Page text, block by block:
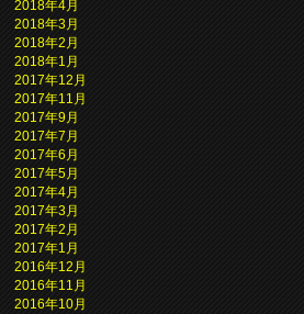
2018年4月
2018年3月
2018年2月
2018年1月
2017年12月
2017年11月
2017年9月
2017年7月
2017年6月
2017年5月
2017年4月
2017年3月
2017年2月
2017年1月
2016年12月
2016年11月
2016年10月